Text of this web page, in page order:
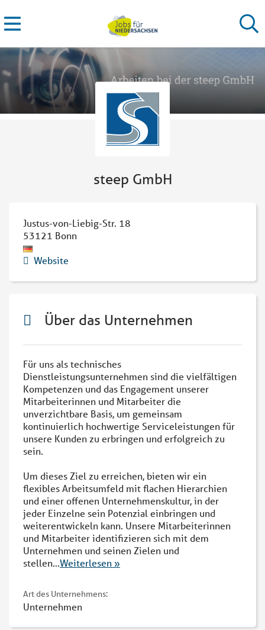
steep GmbH
Justus-von-Liebig-Str. 18
53121 Bonn
Website
Über das Unternehmen
Für uns als technisches
Dienstleistungsunternehmen sind die vielfältigen
Kompetenzen und das Engagement unserer
Mitarbeiterinnen und Mitarbeiter die
unverzichtbare Basis, um gemeinsam
kontinuierlich hochwertige Serviceleistungen für
unsere Kunden zu erbringen und erfolgreich zu
sein.
Um dieses Ziel zu erreichen, bieten wir ein
flexibles Arbeitsumfeld mit flachen Hierarchien
und einer offenen Unternehmenskultur, in der
jeder Einzelne sein Potenzial einbringen und
weiterentwickeln kann. Unsere Mitarbeiterinnen
und Mitarbeiter identifizieren sich mit dem
Unternehmen und seinen Zielen und
stellen...Weiterlesen »
Art des Unternehmens:
Unternehmen